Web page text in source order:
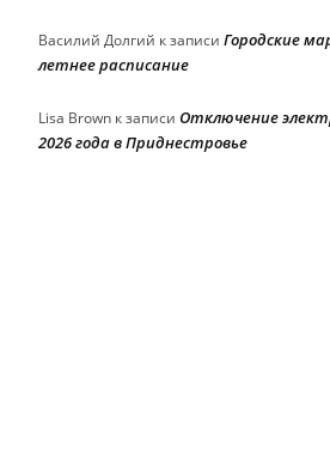
Василий Долгий к записи Городские
летнее расписание
Lisa Brown к записи Отключение
2026 года в Приднестровье